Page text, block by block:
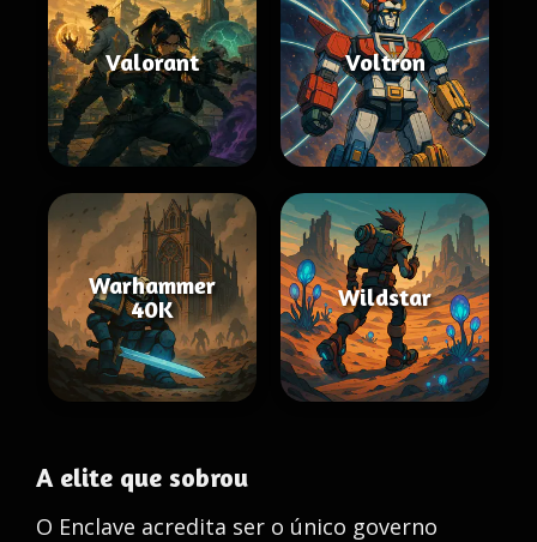
Valorant Voltron
Warhammer
40K
Wildstar
A elite que sobrou
O Enclave acredita ser o único governo